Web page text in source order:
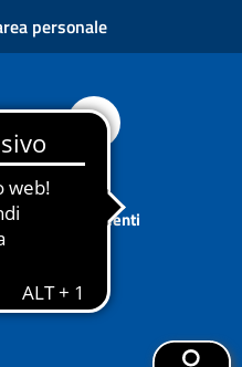
personale
Tutti gli argomenti